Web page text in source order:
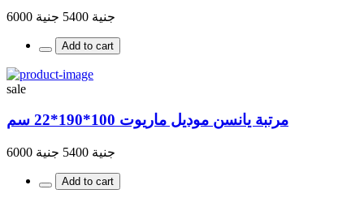
جنية 5400 جنية 6000
Add to cart
sale
مرتبة يانسن موديل ماريوت 100*190*22 سم
جنية 5400 جنية 6000
Add to cart